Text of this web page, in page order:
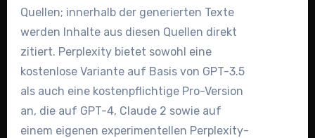
Quellen; innerhalb der generierten Texte
werden Inhalte aus diesen Quellen direkt
zitiert. Perplexity bietet sowohl eine
kostenlose Variante auf Basis von GPT-3.5
als auch eine kostenpflichtige Pro-Version
an, die auf GPT-4, Claude 2 sowie auf
einem eigenen experimentellen Perplexity-